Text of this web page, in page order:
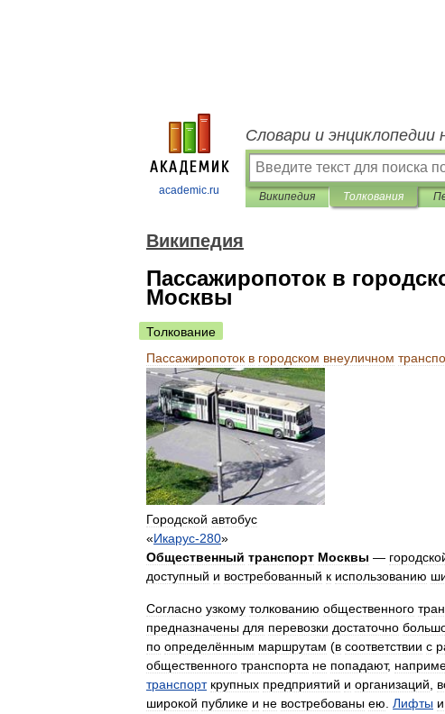
academic.ru
Словари и энциклопедии
Википедия Толкования
Википедия
Пассажиропоток в
Москвы
Толкование
Пассажиропоток в городском внеуличном
Городской автобус
«Икарус-280»
Общественный транспорт Москвы —
доступный и востребованный к использованию
Согласно узкому толкованию общественного
предназначены для перевозки достаточно
по определённым маршрутам (в соответствии с
общественного транспорта не попадают,
транспорт крупных предприятий и организаций,
широкой публике и не востребованы ею. Лифты и